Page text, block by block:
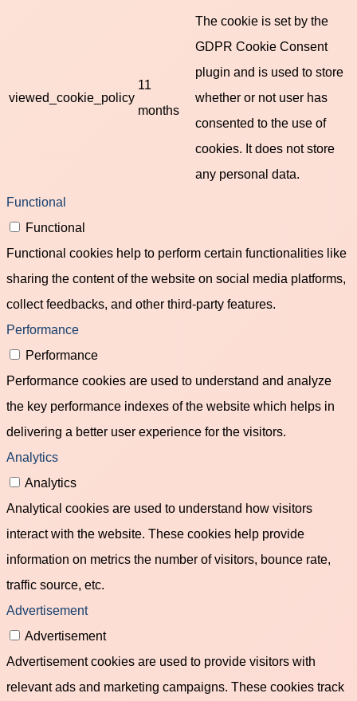
viewed_cookie_policy
11
months
The cookie is set by the
GDPR Cookie Consent
plugin and is used to store
whether or not user has
consented to the use of
cookies. It does not store
any personal data.
Functional
Functional
Functional cookies help to perform certain functionalities like
sharing the content of the website on social media platforms,
collect feedbacks, and other third-party features.
Performance
Performance
Performance cookies are used to understand and analyze
the key performance indexes of the website which helps in
delivering a better user experience for the visitors.
Analytics
Analytics
Analytical cookies are used to understand how visitors
interact with the website. These cookies help provide
information on metrics the number of visitors, bounce rate,
traffic source, etc.
Advertisement
Advertisement
Advertisement cookies are used to provide visitors with
relevant ads and marketing campaigns. These cookies track